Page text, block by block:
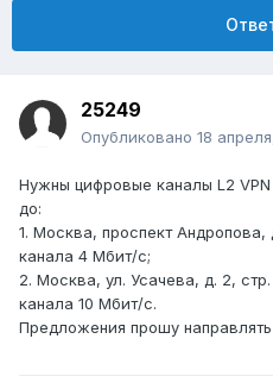
25249
Опубликовано 18
Нужны цифровые каналы L2
до:
1. Москва, проспект Андропова,
канала 4 Мбит/с;
2. Москва, ул. Усачева, д. 2,
канала 10 Мбит/с.
Предложения прошу